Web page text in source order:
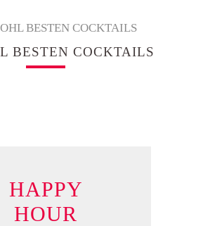
BESTEN COCKTAILS
HAPPY
HOUR